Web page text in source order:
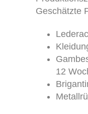
Geschätzte
12